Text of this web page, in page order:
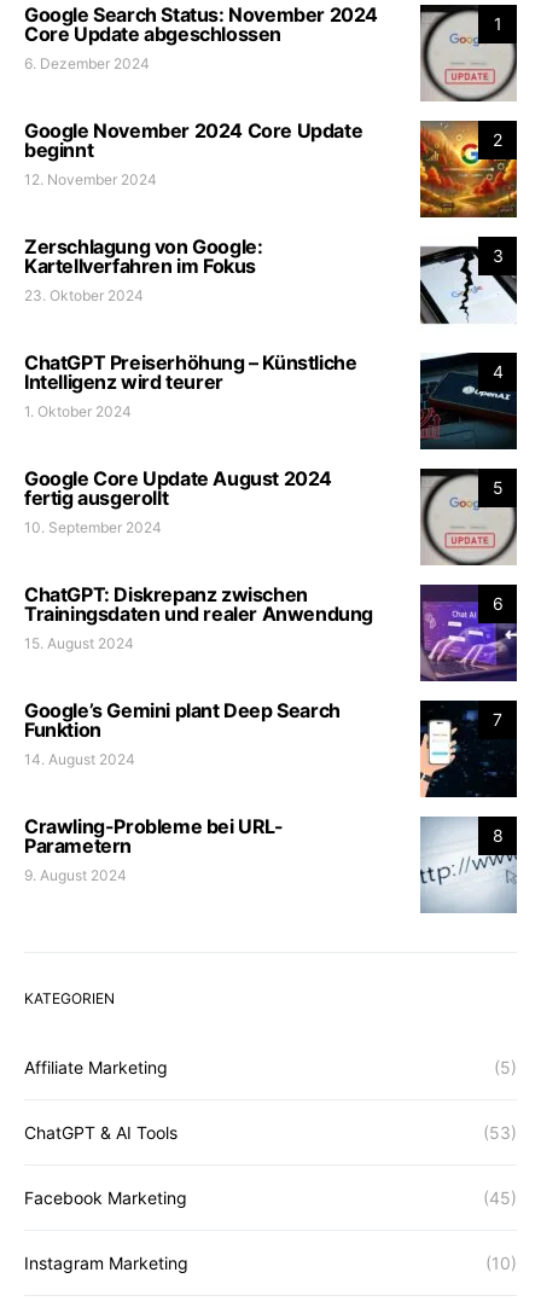
1
Google Search Status: November 2024
Core Update abgeschlossen
6. Dezember 2024
2
Google November 2024 Core Update
beginnt
12. November 2024
3
Zerschlagung von Google:
Kartellverfahren im Fokus
23. Oktober 2024
4
ChatGPT Preiserhöhung – Künstliche
Intelligenz wird teurer
1. Oktober 2024
5
Google Core Update August 2024
fertig ausgerollt
10. September 2024
6
ChatGPT: Diskrepanz zwischen
Trainingsdaten und realer Anwendung
15. August 2024
7
Google’s Gemini plant Deep Search
Funktion
14. August 2024
8
Crawling-Probleme bei URL-
Parametern
9. August 2024
KATEGORIEN
Affiliate Marketing (5)
ChatGPT & AI Tools (53)
Facebook Marketing (45)
Instagram Marketing (10)